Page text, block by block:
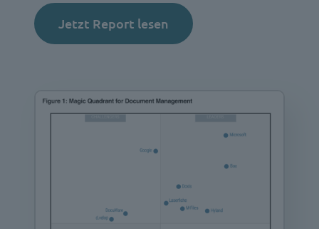
Jetzt Report lesen